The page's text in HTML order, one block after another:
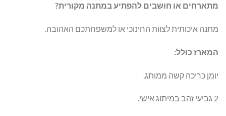
מתארחים או חושבים להפתיע במתנה מקורית?
מתנה איכותית לצוות החינוכי או למשפחתכם האהובה.
המארז כולל:
יומן כריכה קשה ממותג.
2 גביעי זהב במיתוג אישי.